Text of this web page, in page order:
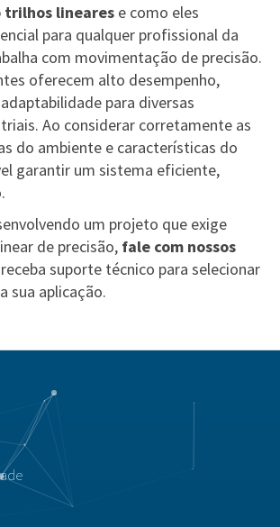
trilhos lineares e como eles
para qualquer profissional da
com movimentação de precisão.
oferecem alto desempenho,
para diversas
Ao considerar corretamente as
do ambiente e características do
garantir um sistema eficiente,
um projeto que exige
de precisão, fale com nossos
suporte técnico para selecionar
sua aplicação.